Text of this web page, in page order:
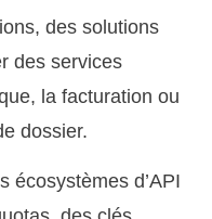
des solutions
des services
la facturation ou
dossier.
écosystèmes d’API